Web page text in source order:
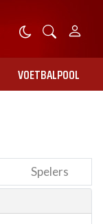
VOETBALPOOL
Spelers